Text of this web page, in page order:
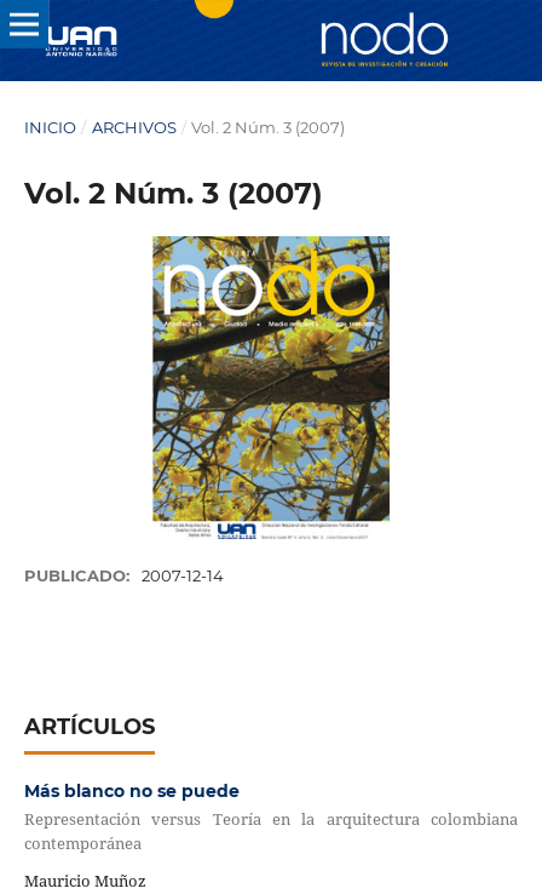
INICIO / ARCHIVOS / Vol. 2 Núm. 3 (2007)
Vol. 2 Núm. 3 (2007)
PUBLICADO: 2007-12-14
ARTÍCULOS
Más blanco no se puede
Representación versus Teoría en la arquitectura colombiana
contemporánea
Mauricio Muñoz